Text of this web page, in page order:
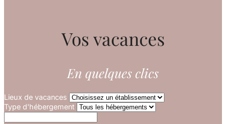
Vos vacances
En quelques clics
Lieux de vacances
Type d'hébergement